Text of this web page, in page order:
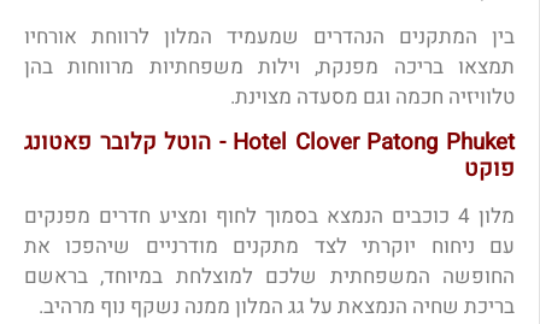
בין המתקנים הנהדרים שמעמיד המלון לרווחת אורחיו
תמצאו בריכה מפנקת, וילות משפחתיות מרווחות בהן
טלוויזיה חכמה וגם מסעדה מצוינת.
Hotel Clover Patong Phuket - הוטל קלובר פאטונג
פוקט
מלון 4 כוכבים הנמצא בסמוך לחוף ומציע חדרים מפנקים
עם ניחוח יוקרתי לצד מתקנים מודרניים שיהפכו את
החופשה המשפחתית שלכם למוצלחת במיוחד, בראשם
בריכת שחיה הנמצאת על גג המלון ממנה נשקף נוף מרהיב.